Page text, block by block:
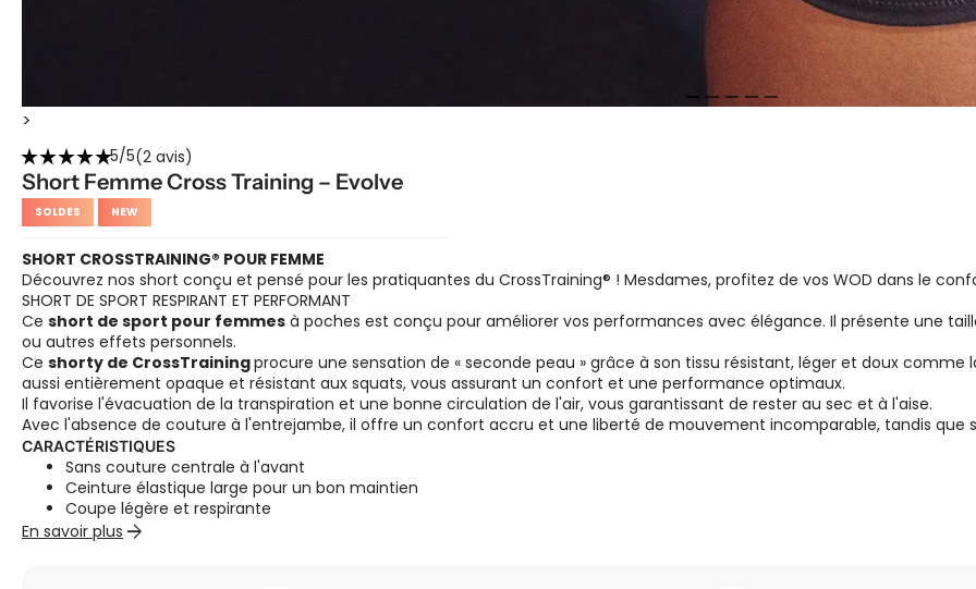
>
star_ratestar_ratestar_ratestar_ratestar_rate5/5(2 avis)
Short Femme Cross Training – Evolve
SOLDES NEW
SHORT CROSSTRAINING® POUR FEMME
Découvrez nos short conçu et pensé pour les pratiquantes du CrossTraining® ! Mesdames, profitez de vos WOD dans le
SHORT DE SPORT RESPIRANT ET PERFORMANT
Ce short de sport pour femmes à poches est conçu pour améliorer vos performances avec élégance. Il présente une
ou autres effets personnels.
Ce shorty de CrossTrainingprocure une sensation de « seconde peau » grâce à son tissu résistant, léger et doux comme
aussi entièrement opaque et résistant aux squats, vous assurant un confort et une performance optimaux.
Il favorise l'évacuation de la transpiration et une bonne circulation de l'air, vous garantissant de rester au sec et à l'aise.
Avec l'absence de couture à l'entrejambe, il offre un confort accru et une liberté de mouvement incomparable, tandis que
CARACTÉRISTIQUES
Sans couture centrale à l'avant
Ceinture élastique large pour un bon maintien
Coupe légère et respirante
Poche pour téléphone dans la couture latérale
En savoir plus arrow_forward